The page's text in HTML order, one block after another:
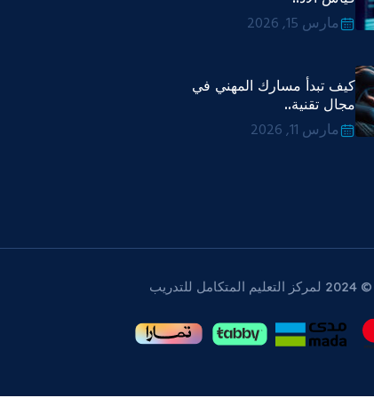
مارس 15, 2026
كيف تبدأ مسارك المهني في
مجال تقنية..
مارس 11, 2026